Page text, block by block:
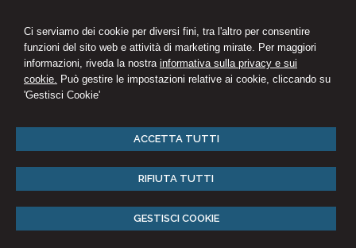
Ci serviamo dei cookie per diversi fini, tra l'altro per consentire
funzioni del sito web e attività di marketing mirate. Per maggiori
informazioni, riveda la nostra informativa sulla privacy e sui
cookie. Può gestire le impostazioni relative ai cookie, cliccando su
'Gestisci Cookie'
ACCETTA TUTTI
RIFIUTA TUTTI
GESTISCI COOKIE